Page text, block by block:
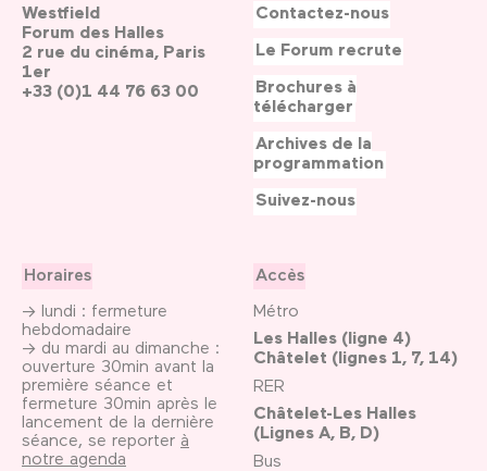
Westfield
Forum des Halles
2 rue du cinéma, Paris
1er
+33 (0)1 44 76 63 00
Horaires
→ lundi : fermeture
hebdomadaire
→ du mardi au dimanche :
ouverture 30min avant la
première séance et
fermeture 30min après le
lancement de la dernière
séance, se reporter à
notre agenda
Accès
Métro
Les Halles (ligne 4)
Châtelet (lignes 1, 7, 14)
RER
Châtelet-Les Halles
(Lignes A, B, D)
Bus
Contactez-nous
Le Forum recrute
Brochures à
télécharger
Archives de la
programmation
Suivez-nous